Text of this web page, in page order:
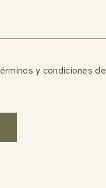
y condiciones de